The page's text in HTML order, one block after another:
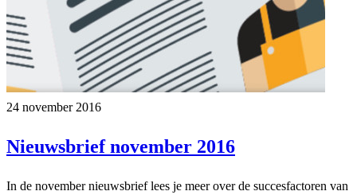
24 november 2016
Nieuwsbrief november 2016
In de november nieuwsbrief lees je meer over de succesfactoren van